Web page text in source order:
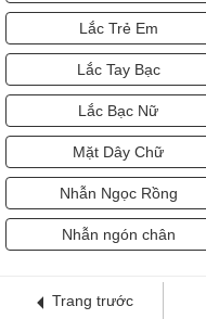
Lắc Trẻ Em
Lắc Tay Bạc
Lắc Bạc Nữ
Mặt Dây Chữ
Nhẫn Ngọc Rồng
Nhẫn ngón chân
Trang trước